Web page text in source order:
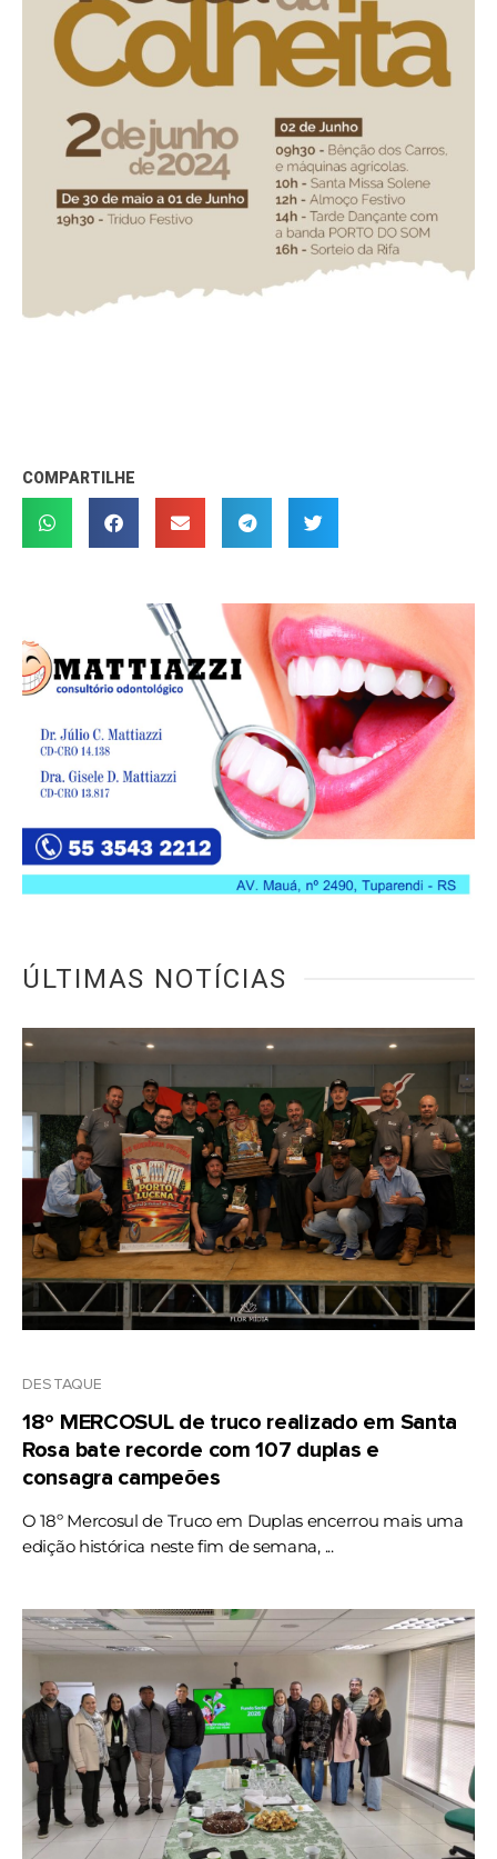
COMPARTILHE
ÚLTIMAS NOTÍCIAS
DESTAQUE
18º MERCOSUL de truco realizado em Santa
Rosa bate recorde com 107 duplas e
consagra campeões
O 18º Mercosul de Truco em Duplas encerrou mais uma
edição histórica neste fim de semana, ...